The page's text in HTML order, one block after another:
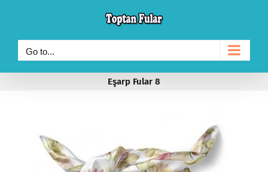
content
Go to...
Eşarp Fular 8